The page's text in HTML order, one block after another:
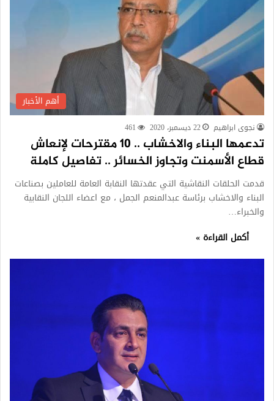
أهم الأخبار
نجوى ابراهيم 22 ديسمبر، 2020 461
تدعمها البناء والاخشاب .. 10 مقترحات لإنعاش
قطاع الأسمنت وتجاوز الخسائر .. تفاصيل كاملة
قدمت الحلقات النقاشية التي عقدتها النقابة العامة للعاملين بصناعات
البناء والاخشاب برئاسة عبدالمنعم الجمل ، مع اعضاء اللجان النقابية
والخبراء…
أكمل القراءة »